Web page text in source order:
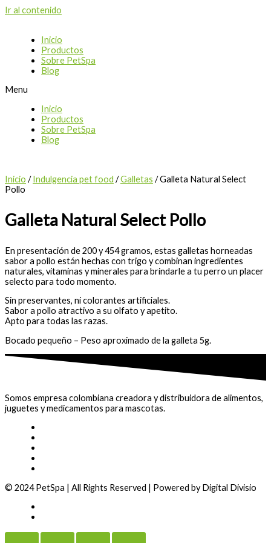
Ir al contenido
Inicio
Productos
Sobre PetSpa
Blog
Menu
Inicio
Productos
Sobre PetSpa
Blog
Inicio /Indulgencia pet food /Galletas / Galleta Natural Select
Pollo
Galleta Natural Select Pollo
En presentación de 200 y 454 gramos, estas galletas horneadas
sabor a pollo están hechas con trigo y combinan ingredientes
naturales, vitaminas y minerales para brindarle a tu perro un placer
selecto para todo momento.
Sin preservantes, ni colorantes artificiales.
Sabor a pollo atractivo a su olfato y apetito.
Apto para todas las razas.
Bocado pequeño – Peso aproximado de la galleta 5g.
Somos empresa colombiana creadora y distribuidora de alimentos,
juguetes y medicamentos para mascotas.
© 2024 PetSpa | All Rights Reserved | Powered by Digital Divisio